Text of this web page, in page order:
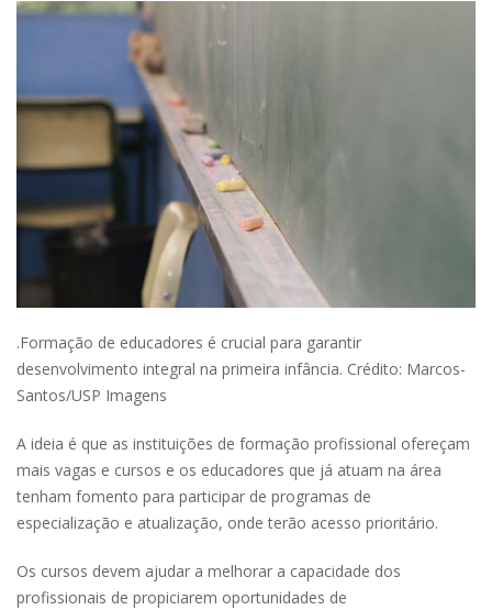
.Formação de educadores é crucial para garantir
desenvolvimento integral na primeira infância. Crédito: Marcos-
Santos/USP Imagens
A ideia é que as instituições de formação profissional ofereçam
mais vagas e cursos e os educadores que já atuam na área
tenham fomento para participar de programas de
especialização e atualização, onde terão acesso prioritário.
Os cursos devem ajudar a melhorar a capacidade dos
profissionais de propiciarem oportunidades de